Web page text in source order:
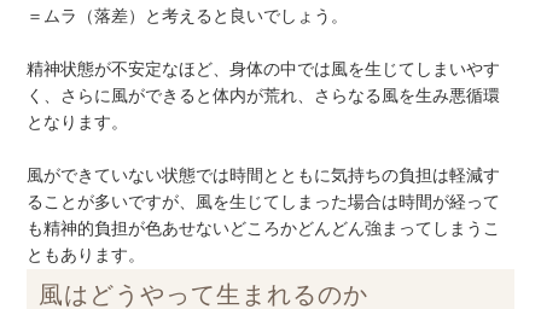
＝ムラ（落差）と考えると良いでしょう。
精神状態が不安定なほど、身体の中では風を生じてしまいやす
く、さらに風ができると体内が荒れ、さらなる風を生み悪循環
となります。
風ができていない状態では時間とともに気持ちの負担は軽減す
ることが多いですが、風を生じてしまった場合は時間が経って
も精神的負担が色あせないどころかどんどん強まってしまうこ
ともあります。
風はどうやって生まれるのか